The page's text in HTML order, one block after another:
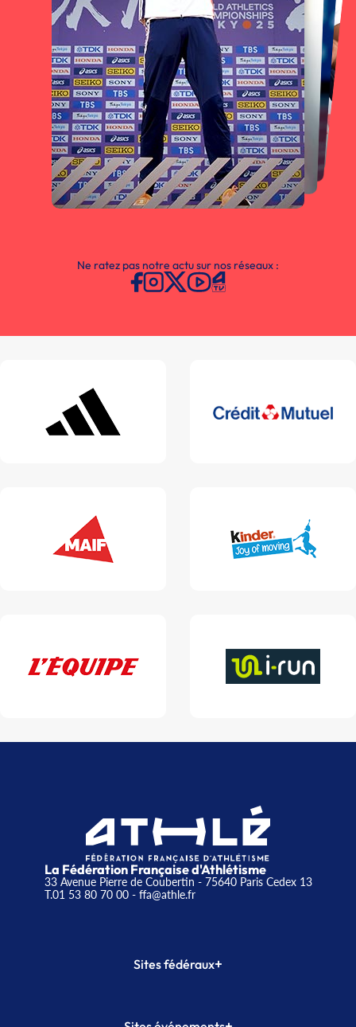
Ne ratez pas notre actu sur nos réseaux :
La Fédération Française d'Athlétisme
33 Avenue Pierre de Coubertin - 75640 Paris Cedex 13
T.01 53 80 70 00- ffa@athle.fr
Sites fédéraux+